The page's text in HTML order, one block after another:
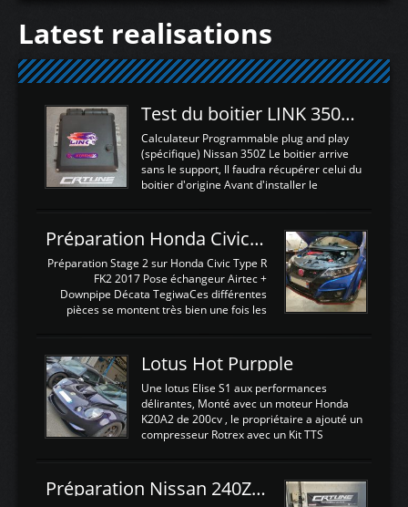
Latest realisations
Test du boitier LINK 350Z Plugin ECU
Calculateur Programmable plug and play
(spécifique) Nissan 350Z Le boitier arrive
sans le support, Il faudra récupérer celui du
boitier d'origine Avant d'installer le
d'envoyer l'information de la large bande
dans le boitier. sydney sweeney deepfake
La sortie 0-5V de l'afr sera connectée sur
l'entrée AN Volt 8 et GndAN pour
Analogique, et Volt car l'information est une
tension (Pas une résistance variable d'un
est temps de brancher le ...
Préparation Honda Civic Type R FK2
Préparation Stage 2 sur Honda Civic Type R
FK2 2017 Pose échangeur Airtec +
Downpipe Décata TegiwaCes différentes
pièces se montent très bien une fois les
légere découpe du plastique inferieur,
negénant en rien la structure ou le
fonctionnement du fond plat. Une
reprogrammation Stage 2 est faite sur le
calculateur d'origine. Une alternative
économique au passage sur Hondata
d'origine 310cv et 400Nn , Une fois
reprogrammé et les ...
Lotus Hot Purpple
Une lotus Elise S1 aux performances
délirantes, Monté avec un moteur Honda
K20A2 de 200cv , le propriétaire a ajouté un
compresseur Rotrex avec un Kit TTS
d'augmenter la puissance de son moteur:
un watercooler a été ajouté. 300Cv sans
Préparation Nissan 240Z SR20DET